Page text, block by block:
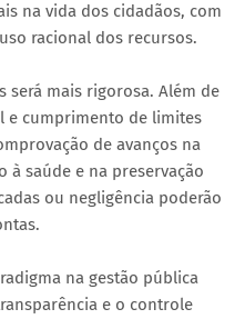
na vida dos cidadãos, com
racional dos recursos.
será mais rigorosa. Além de
e cumprimento de limites
de avanços na
à saúde e na preservação
ou negligência poderão
na gestão pública
e o controle